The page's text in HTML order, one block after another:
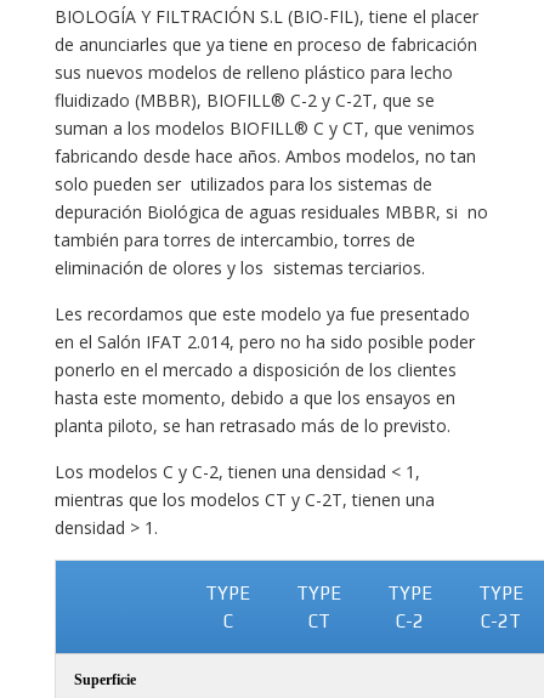
BIOLOGÍA Y FILTRACIÓN S.L (BIO-FIL), tiene el placer
de anunciarles que ya tiene en proceso de fabricación
sus nuevos modelos de relleno plástico para lecho
fluidizado (MBBR), BIOFILL® C-2 y C-2T, que se
suman a los modelos BIOFILL® C y CT, que venimos
fabricando desde hace años. Ambos modelos, no tan
solo pueden ser utilizados para los sistemas de
depuración Biológica de aguas residuales MBBR, si no
también para torres de intercambio, torres de
eliminación de olores y los sistemas terciarios.
Les recordamos que este modelo ya fue presentado
en el Salón IFAT 2.014, pero no ha sido posible poder
ponerlo en el mercado a disposición de los clientes
hasta este momento, debido a que los ensayos en
planta piloto, se han retrasado más de lo previsto.
Los modelos C y C-2, tienen una densidad < 1,
mientras que los modelos CT y C-2T, tienen una
densidad > 1.
TYPE
C
TYPE
CT
TYPE
C-2
TYPE
C-2T
Superficie